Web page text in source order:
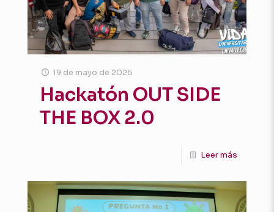
19 de mayo de 2025
Hackatón OUT SIDE
THE BOX 2.0
Leer más